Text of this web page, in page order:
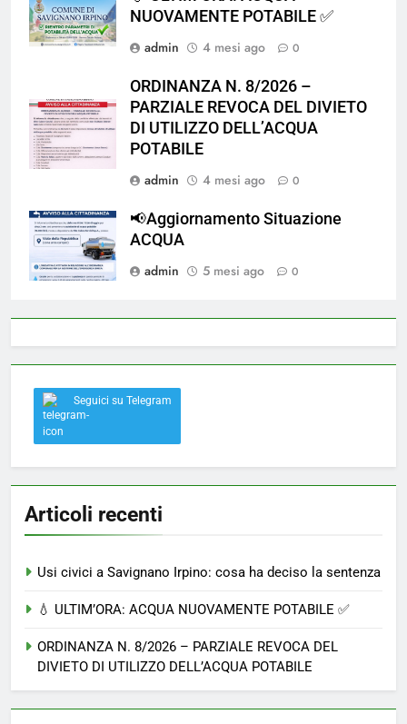
NUOVAMENTE POTABILE ✅
admin
4 mesi ago 0
ORDINANZA N. 8/2026 –
PARZIALE REVOCA DEL DIVIETO
DI UTILIZZO DELL’ACQUA
POTABILE
admin
4 mesi ago 0
📢Aggiornamento Situazione
ACQUA
admin
5 mesi ago 0
Seguici su Telegram
Articoli recenti
Usi civici a Savignano Irpino: cosa ha deciso la sentenza
💧 ULTIM’ORA: ACQUA NUOVAMENTE POTABILE ✅
ORDINANZA N. 8/2026 – PARZIALE REVOCA DEL
DIVIETO DI UTILIZZO DELL’ACQUA POTABILE